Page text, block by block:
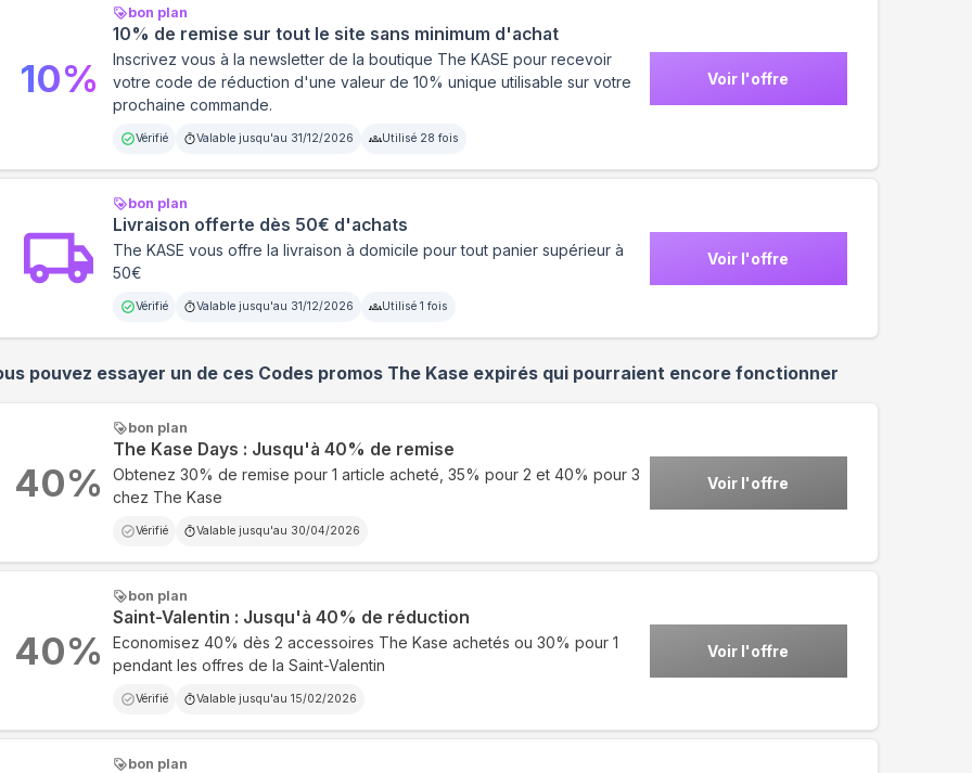
bon plan
10% de remise sur tout le site sans minimum d'achat
Inscrivez vous à la newsletter de la boutique The KASE pour recevoir
votre code de réduction d'une valeur de 10% unique utilisable sur votre
prochaine commande.
Vérifié Valable jusqu'au 31/12/2026 Utilisé 28 fois
Voir l'offre
10%
bon plan
Livraison offerte dès 50€ d'achats
The KASE vous offre la livraison à domicile pour tout panier supérieur à
50€
Vérifié Valable jusqu'au 31/12/2026 Utilisé 1 fois
Voir l'offre
pouvez essayer un de ces Codes promos The Kaseexpirés qui pourraient encore fonctionner
bon plan
The Kase Days : Jusqu'à 40% de remise
Obtenez 30% de remise pour 1 article acheté, 35% pour 2 et 40% pour 3
chez The Kase
Vérifié Valable jusqu'au 30/04/2026
Voir l'offre
40%
bon plan
Saint-Valentin : Jusqu'à 40% de réduction
Economisez 40% dès 2 accessoires The Kase achetés ou 30% pour 1
pendant les offres de la Saint-Valentin
Vérifié Valable jusqu'au 15/02/2026
Voir l'offre
40%
bon plan